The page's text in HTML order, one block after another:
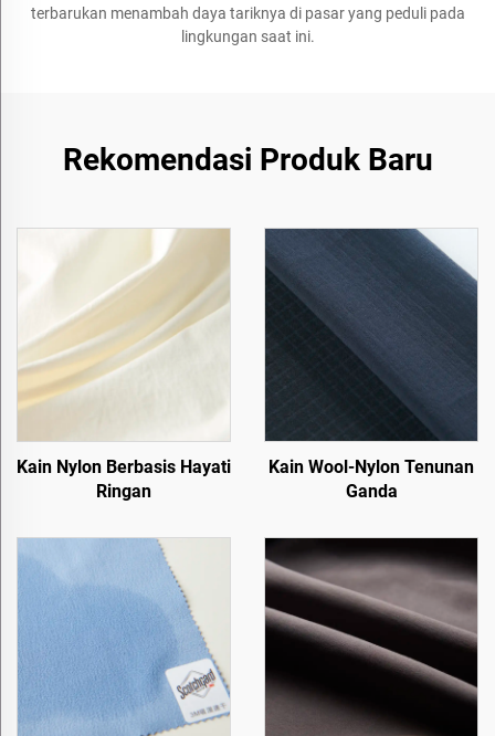
terbarukan menambah daya tariknya di pasar yang peduli pada
lingkungan saat ini.
Rekomendasi Produk Baru
Kain Nylon Berbasis Hayati
Ringan
Kain Wool-Nylon Tenunan
Ganda